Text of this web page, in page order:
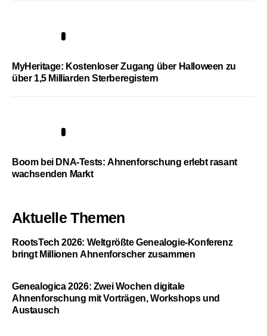
MyHeritage: Kostenloser Zugang über Halloween zu
über 1,5 Milliarden Sterberegistern
Boom bei DNA-Tests: Ahnenforschung erlebt rasant
wachsenden Markt
Aktuelle Themen
RootsTech 2026: Weltgrößte Genealogie-Konferenz
bringt Millionen Ahnenforscher zusammen
Genealogica 2026: Zwei Wochen digitale
Ahnenforschung mit Vorträgen, Workshops und
Austausch